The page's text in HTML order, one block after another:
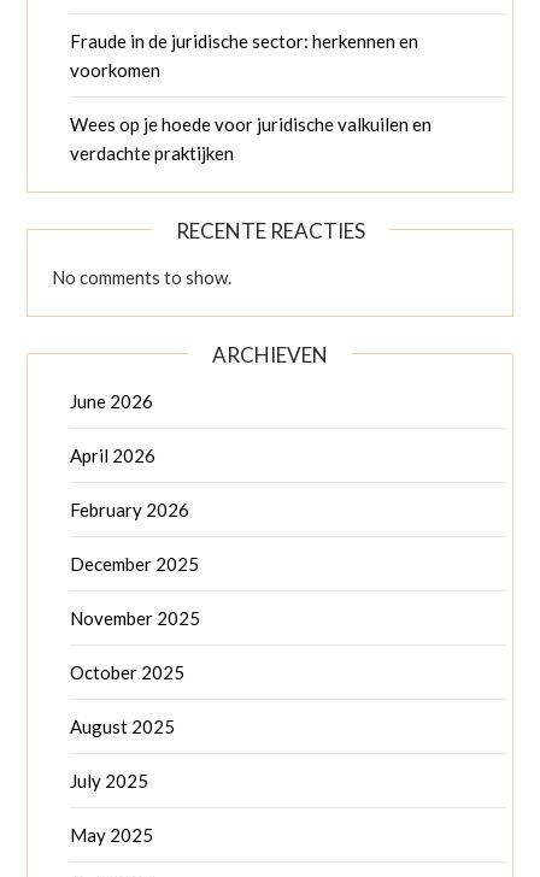
Fraude in de juridische sector: herkennen en
voorkomen
Wees op je hoede voor juridische valkuilen en
verdachte praktijken
RECENTE REACTIES
No comments to show.
ARCHIEVEN
June 2026
April 2026
February 2026
December 2025
November 2025
October 2025
August 2025
July 2025
May 2025